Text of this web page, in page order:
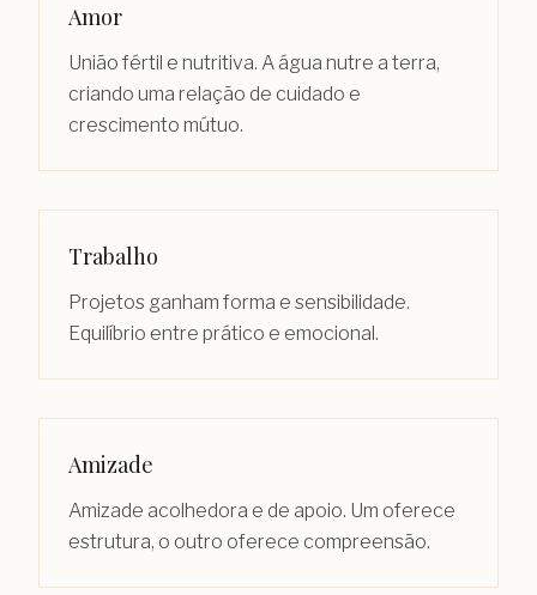
Amor
União fértil e nutritiva. A água nutre a terra,
criando uma relação de cuidado e
crescimento mútuo.
Trabalho
Projetos ganham forma e sensibilidade.
Equilíbrio entre prático e emocional.
Amizade
Amizade acolhedora e de apoio. Um oferece
estrutura, o outro oferece compreensão.